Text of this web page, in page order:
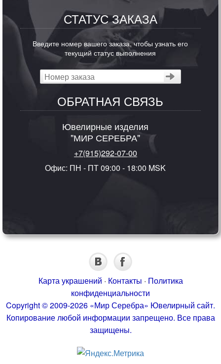
СТАТУС ЗАКАЗА
Введите номер вашего заказа, чтобы узнать его
текущий статус выполнения
ОБРАТНАЯ СВЯЗЬ
Ювелирные изделия
"МИР СЕРЕБРА"
+7(915)292-07-00
Офис: ПН - ПТ 09:00 - 18:00 MSK
Карта украшений · Контакты · Политика
конфиденциальности
Copyright © 2009-2026 «Мир Серебра» Ювелирный сайт.
Копирование любой информации запрещено. Все права
защищены.